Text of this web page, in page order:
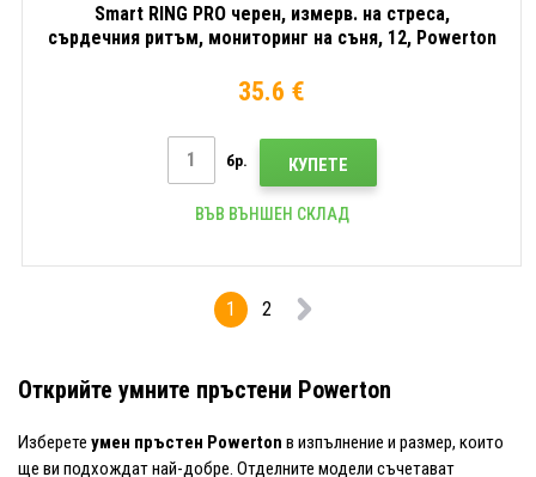
Smart RING PRO черен, измерв. на стреса,
сърдечния ритъм, мониторинг на съня, 12, Powerton
35.6 €
бр. КУПЕТЕ
ВЪВ ВЪНШЕН СКЛАД
1 2
Открийте умните пръстени Powerton
Изберете умен пръстен Powerton в изпълнение и размер, които
ще ви подхождат най-добре. Отделните модели съчетават